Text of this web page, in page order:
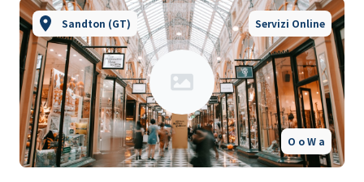
Sandton (GT) Servizi Online
O o W a